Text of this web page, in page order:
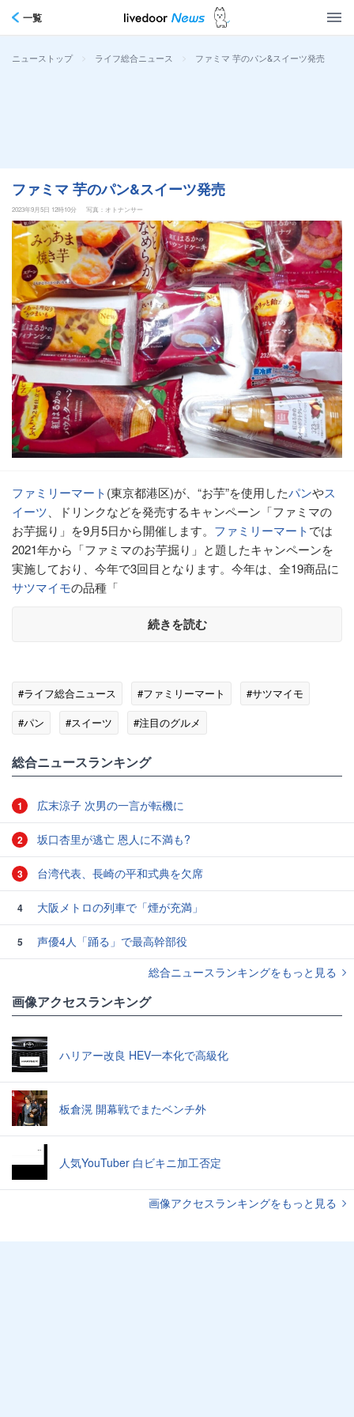
一覧
ニューストップ > ライフ総合ニュース > ファミマ 芋のパン&スイーツ発売
ファミマ 芋のパン&スイーツ発売
2023年9月5日 12時10分 写真：オトナンサー
ファミリーマート(東京都港区)が、“お芋”を使用したパンやス
イーツ 、ドリンクなどを発売するキャンペーン「ファミマの
お芋掘り」を9月5日から開催します。 ファミリーマートでは
2021年から「ファミマのお芋掘り」と題したキャンペーンを
実施しており、今年で3回目となります。今年は、全19商品に
サツマイモの品種「
続きを読む
#ライフ総合ニュース #ファミリーマート
#サツマイモ
#パン
#スイーツ #注目のグルメ
総合ニュースランキング
1 広末涼子 次男の一言が転機に
2 坂口杏里が逃亡 恩人に不満も?
3 台湾代表、長崎の平和式典を欠席
4 大阪メトロの列車で「煙が充満」
5
声優4人「踊る」で最高幹部役
総合ニュースランキングをもっと見る
画像アクセスランキング
ハリアー改良 HEV一本化で高級化
板倉滉 開幕戦でまたベンチ外
人気YouTuber 白ビキニ加工否定
画像アクセスランキングをもっと見る